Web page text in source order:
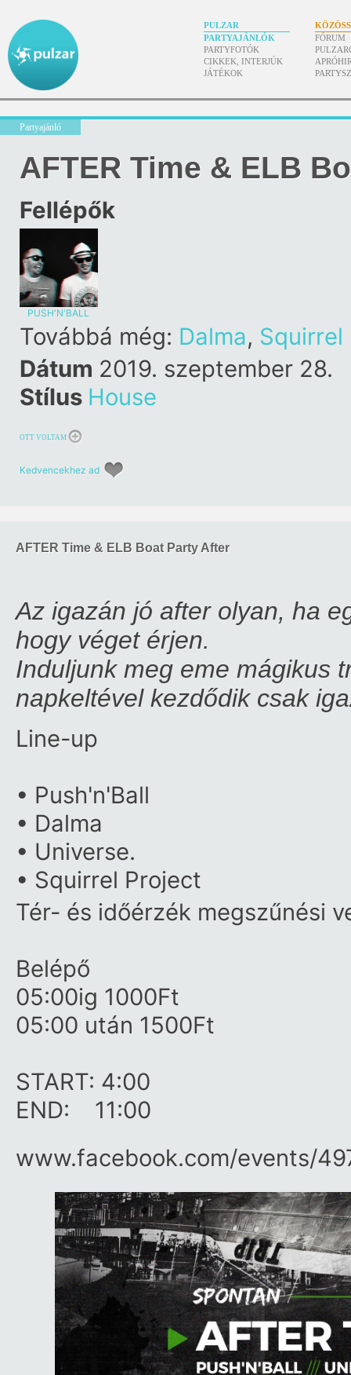
PULZAR
PARTYAJÁNLÓK
PARTYFOTÓK
CIKKEK, INTERJÚK
JÁTÉKOK
FÓRUM
Partyajánló
AFTER Time & ELB
Fellépők
PUSH'N'BALL
Továbbá még: Dalma, Squirrel
Dátum 2019. szeptember 28.
Stílus House
OTT VOLTAM
Kedvencekhez ad
AFTER Time & ELB Boat Party After
Az igazán jó after olyan, ha
hogy véget érjen.
Induljunk meg eme mágikus
napkeltével kezdődik csak
Line-up
• Push'n'Ball
• Dalma
• Universe.
• Squirrel Project
Tér- és időérzék megszűnési
Belépő
05:00ig 1000Ft
05:00 után 1500Ft
START: 4:00
END: 11:00
www.facebook.com/​events/​